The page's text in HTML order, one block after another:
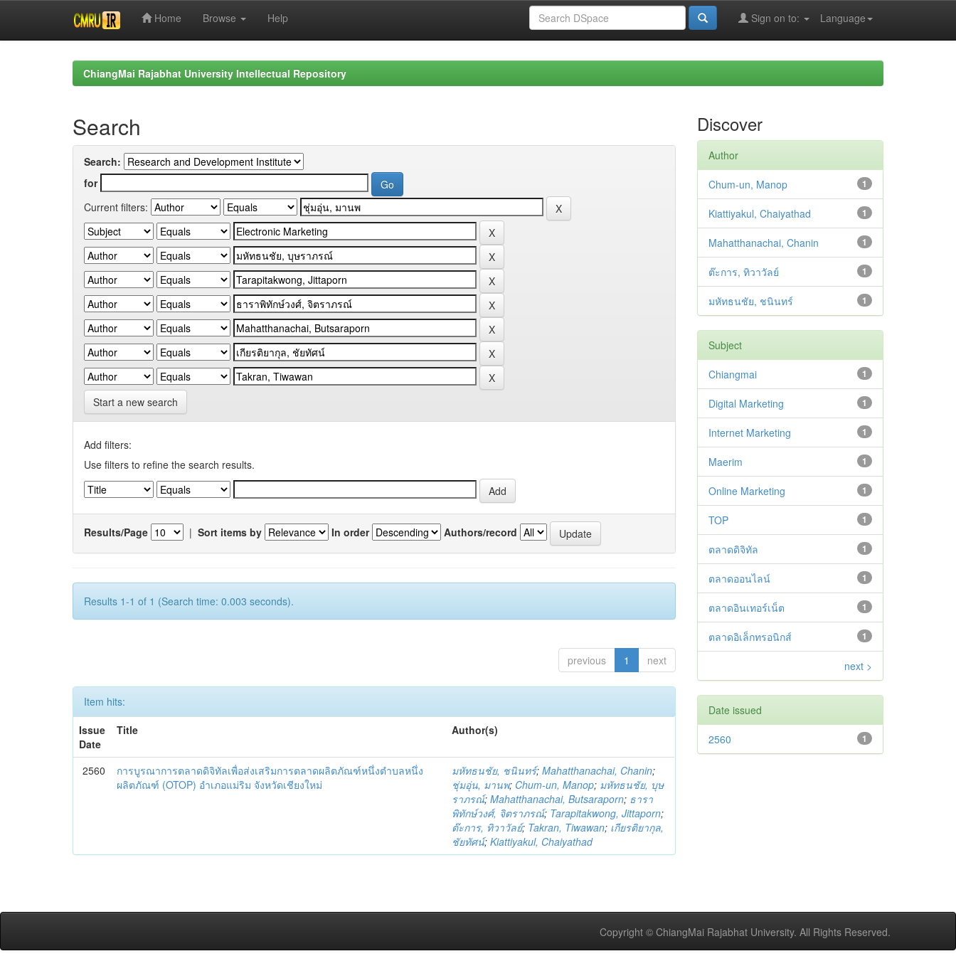
Home Browse Help Language
Sign on to:
ChiangMai Rajabhat University Intellectual Repository
Search
Search:
for
Current filters:
Start a new search
Add filters:
Use filters to refine the search results.
Results/Page | Sort items by In order Authors/record
Results 1-1 of 1 (Search time: 0.003 seconds).
previous 1 next
Item hits:
Issue
Date
Title Author(s)
2560
การบูรณาการตลาดดิจิทัลเพื่อส่งเสริมการตลาดผลิตภัณฑ์หนึ่งตำบลหนึ่ง
ผลิตภัณฑ์ (OTOP) อำเภอแม่ริม จังหวัดเชียงใหม่
มหัทธนชัย, ชนินทร์;Mahatthanachai, Chanin;
ชุ่มอุ่น, มานพ; Chum-un, Manop; มหัทธนชัย, บุษ
ราภรณ์;Mahatthanachai, Butsaraporn; ธารา
พิทักษ์วงศ์, จิตราภรณ์; Tarapitakwong, Jittaporn;
ต๊ะการ, ทิวาวัลย์; Takran, Tiwawan; เกียรติยากุล,
ชัยทัศน์;Kiattiyakul, Chaiyathad
Discover
Author
1
Chum-un, Manop
1
Kiattiyakul, Chaiyathad
1
Mahatthanachai, Chanin
1
ต๊ะการ, ทิวาวัลย์
1
มหัทธนชัย, ชนินทร์
Subject
1
Chiangmai
1
Digital Marketing
1
Internet Marketing
1
Maerim
1
Online Marketing
1
TOP
1
ตลาดดิจิทัล
1
ตลาดออนไลน์
1
ตลาดอินเทอร์เน็ต
1
ตลาดอิเล็กทรอนิกส์
next >
Date issued
1
2560
Copyright © ChiangMai Rajabhat University. All Rights Reserved.